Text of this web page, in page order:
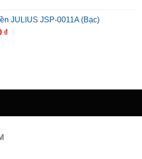
JULIUS JSP-0011A (Bạc)
₫